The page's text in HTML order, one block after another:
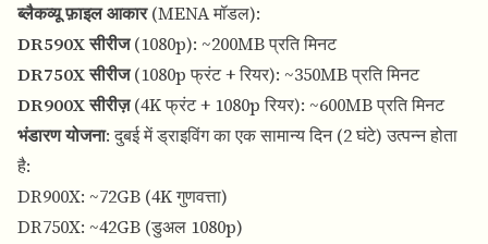
ब्लैकव्यू फ़ाइल आकार(MENA मॉडल):
DR590X सीरीज(1080p): ~200MB प्रति मिनट
DR750X सीरीज(1080p फ्रंट + रियर): ~350MB प्रति मिनट
DR900X सीरीज़(4K फ्रंट + 1080p रियर): ~600MB प्रति मिनट
भंडारण योजना: दुबई में ड्राइविंग का एक सामान्य दिन (2 घंटे) उत्पन्न होता
है:
DR900X: ~72GB (4K गुणवत्ता)
DR750X: ~42GB (डुअल 1080p)